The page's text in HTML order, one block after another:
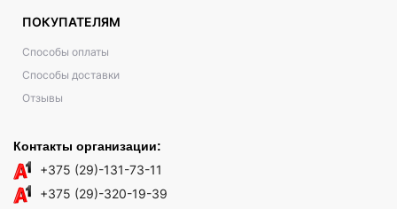
ПОКУПАТЕЛЯМ
Способы оплаты
Способы доставки
Отзывы
Контакты организации:
+375 (29)-131-73-11
+375 (29)-320-19-39